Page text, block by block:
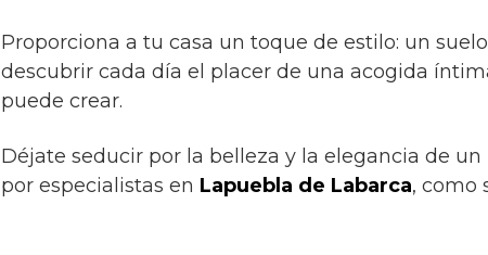
Proporciona a tu casa un toque de estilo: un
descubrir cada día el placer de una acogida
puede crear.
Déjate seducir por la belleza y la elegancia de
por especialistas en Lapuebla de Labarca, como